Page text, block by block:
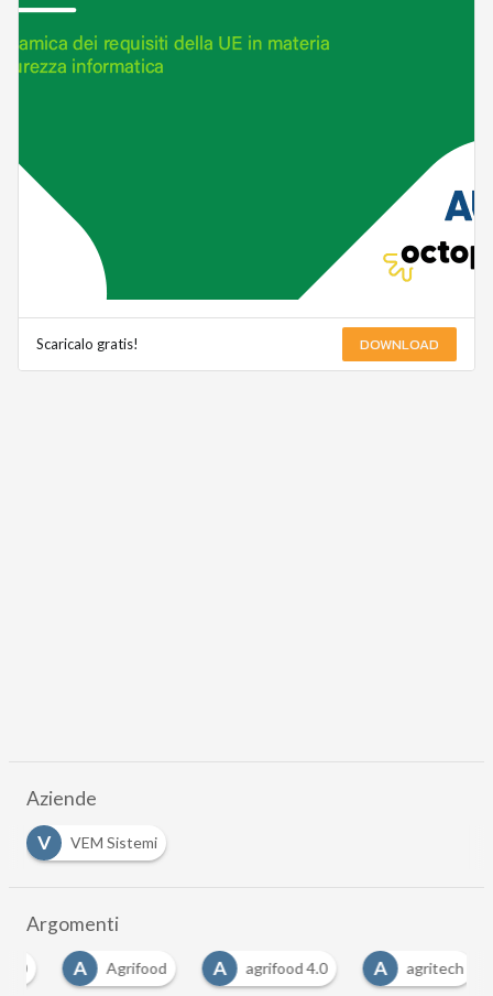
Scaricalo gratis! DOWNLOAD
Aziende
V
VEM Sistemi
Argomenti
Agrifood agrifood 4.0 agritech